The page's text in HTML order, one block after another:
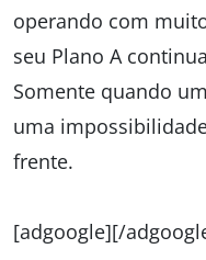
operando com
seu Plano A
Somente quando
uma
frente.
[adgoogle][/